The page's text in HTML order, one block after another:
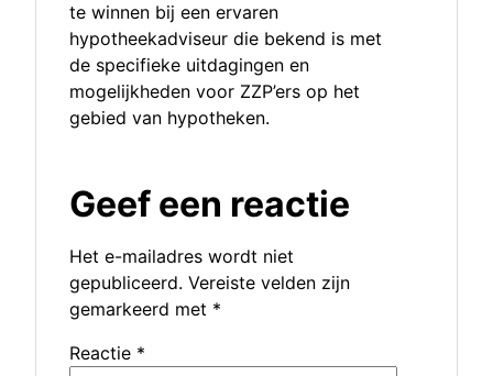
te winnen bij een ervaren
hypotheekadviseur die bekend is met
de specifieke uitdagingen en
mogelijkheden voor ZZP’ers op het
gebied van hypotheken.
Geef een reactie
Het e-mailadres wordt niet
gepubliceerd. Vereiste velden zijn
gemarkeerd met *
Reactie *